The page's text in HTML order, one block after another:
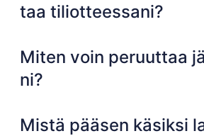
taa tiliotteessani?
Miten voin peruuttaa
ni?
Mistä pääsen käsiksi